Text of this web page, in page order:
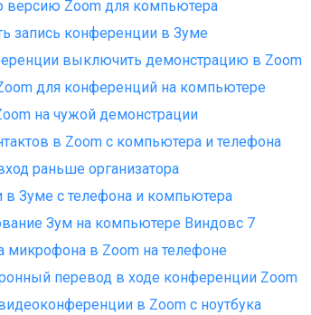
версию Zoom для компьютера
запись конференции в Зуме
выключить демонстрацию в Zoom
для конференций на компьютере
на чужой демонстрации
в Zoom с компьютера и телефона
раньше организатора
в Зуме с телефона и компьютера
Зум на компьютере Виндовс 7
микрофона в Zoom на телефоне
перевод в ходе конференции Zoom
в Zoom с ноутбука